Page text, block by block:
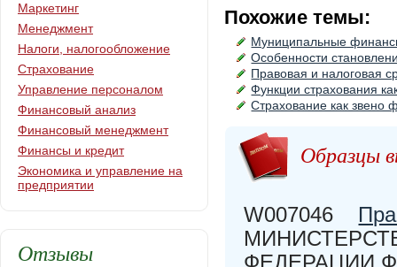
Похожие темы:
Муниципальные
Особенности
Правовая и налоговая
Функции страхования
Страхование как звено
Образцы
W007046
ФЕДЕРАЦИИ
Маркетинг
Менеджмент
Налоги, налогообложение
Страхование
Управление персоналом
Финансовый анализ
Финансовый менеджмент
Финансы и кредит
Экономика и управление на
предприятии
Отзывы